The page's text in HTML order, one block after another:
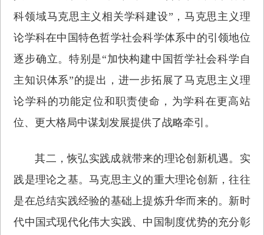
科领域马克思主义相关学科建设”，马克思主义理
论学科在中国特色哲学社会科学体系中的引领地位
逐步确立。特别是“加快构建中国哲学社会科学自
主知识体系”的提出，进一步拓展了马克思主义理
论学科的功能定位和职责使命，为学科在更高站
位、更大格局中谋划发展提供了战略牵引。
其二，恢弘实践成就带来的理论创新机遇。实
践是理论之基。马克思主义的重大理论创新，往往
是在总结实践经验的基础上提炼升华而来的。新时
代中国式现代化伟大实践、中国制度优势的充分彰